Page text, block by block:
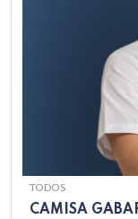
TODOS
CAMISA